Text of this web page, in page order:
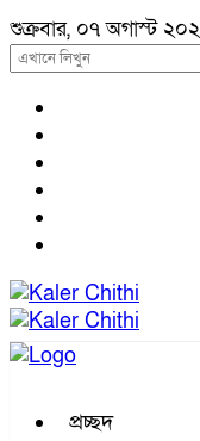
শুক্রবার, ০৭ অগাস্ট
প্রচ্ছদ